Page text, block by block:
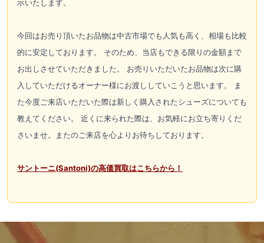
示いたします。
今回はお売り頂いたお品物は中古市場でも人気も高く、相場も比較
的に安定しております。 そのため、当店もできる限りの金額まで
お出しさせていただきました。 お売りいただいたお品物は次に購
入していただけるオーナー様にお渡ししていこうと思います。 ま
た今度ご来店いただいた際は新しく購入されたシューズについても
教えてください。 近くに来られた際は、お気軽にお立ち寄りくだ
さいませ。またのご来店を心よりお待ちしております。
サントーニ(Santoni)の高価買取はこちらから！